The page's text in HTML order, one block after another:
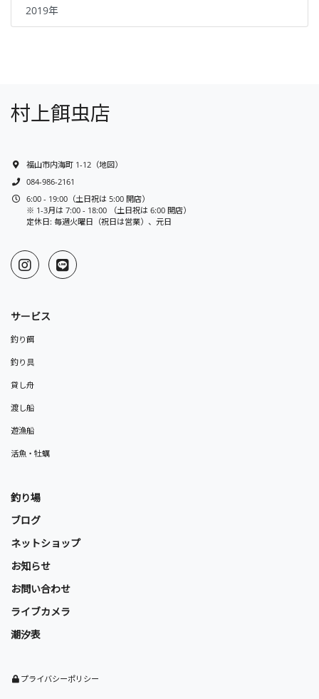
2019年
村上餌虫店
福山市内海町 1-12 （地図）
084-986-2161
6:00 - 19:00（土日祝は 5:00 開店）
※ 1-3月は 7:00 - 18:00 （土日祝は 6:00 開店）
定休日: 毎週火曜日（祝日は営業）、元日
サービス
釣り餌
釣り具
貸し舟
渡し船
遊漁船
活魚・牡蠣
釣り場
ブログ
ネットショップ
お知らせ
お問い合わせ
ライブカメラ
潮汐表
プライバシーポリシー